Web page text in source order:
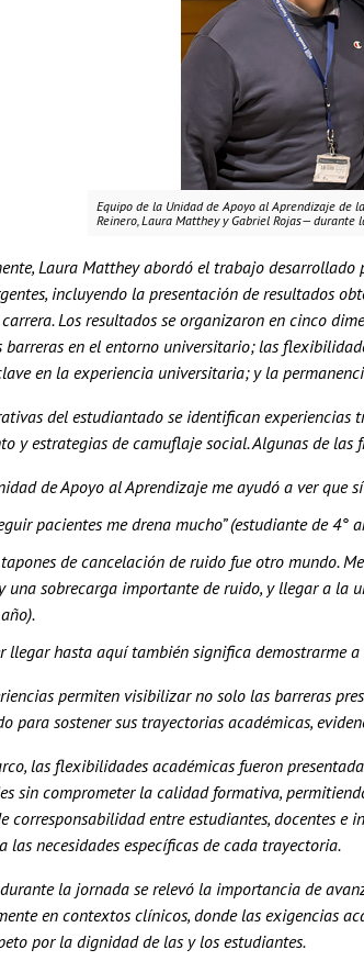
Equipo de la Unidad de Apoyo al Aprendizaje de
Reinero, Laura Matthey y Gabriel Rojas—
Laura Matthey abordó el trabajo
incluyendo la presentación de resultados
Los resultados se organizaron en cinco
barreras en el entorno universitario; las
en la experiencia universitaria; y la
del estudiantado se identifican experiencias
y estrategias de camuflaje social. Algunas de
de Apoyo al Aprendizaje me ayudó a ver
pacientes me drena mucho” (estudiante de 4°
tapones de cancelación de ruido fue otro mundo.
una sobrecarga importante de ruido, y llegar a la
llegar hasta aquí también significa demostrarme
permiten visibilizar no solo las barreras
para sostener sus trayectorias académicas,
las flexibilidades académicas fueron
sin comprometer la calidad formativa,
corresponsabilidad entre estudiantes, docentes
las necesidades específicas de cada trayectoria.
la jornada se relevó la importancia de
en contextos clínicos, donde las exigencias
por la dignidad de las y los estudiantes.